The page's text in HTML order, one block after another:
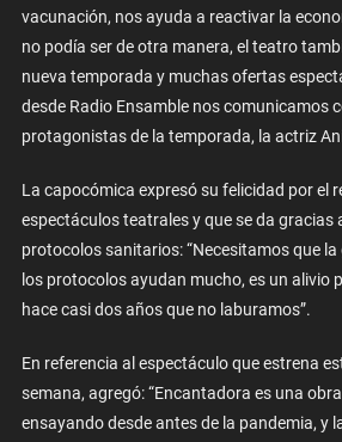
vacunación, nos ayuda a reactivar la
no podía ser de otra manera, el teatro
nueva temporada y muchas ofertas
desde Radio Ensamble nos comunicamos
protagonistas de la temporada, la actriz
La capocómica expresó su felicidad por el
espectáculos teatrales y que se da gracias
protocolos sanitarios: “Necesitamos que la
los protocolos ayudan mucho, es un alivio
hace casi dos años que no laburamos”.
En referencia al espectáculo que estrena
semana, agregó: “Encantadora es una
ensayando desde antes de la pandemia, y